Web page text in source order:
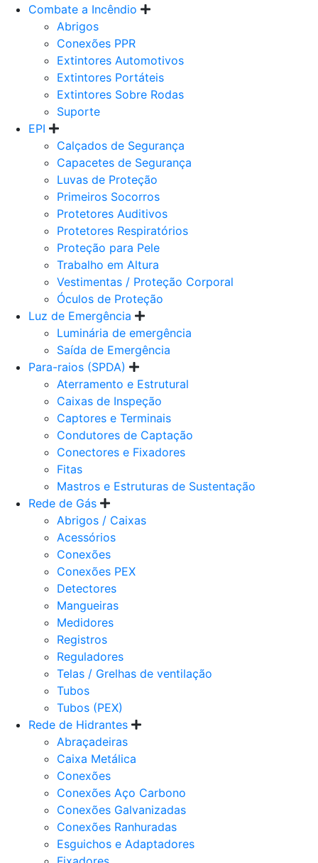
Combate a Incêndio
Abrigos
Conexões PPR
Extintores Automotivos
Extintores Portáteis
Extintores Sobre Rodas
Suporte
EPI
Calçados de Segurança
Capacetes de Segurança
Luvas de Proteção
Primeiros Socorros
Protetores Auditivos
Protetores Respiratórios
Proteção para Pele
Trabalho em Altura
Vestimentas / Proteção Corporal
Óculos de Proteção
Luz de Emergência
Luminária de emergência
Saída de Emergência
Para-raios (SPDA)
Aterramento e Estrutural
Caixas de Inspeção
Captores e Terminais
Condutores de Captação
Conectores e Fixadores
Fitas
Mastros e Estruturas de Sustentação
Rede de Gás
Abrigos / Caixas
Acessórios
Conexões
Conexões PEX
Detectores
Mangueiras
Medidores
Registros
Reguladores
Telas / Grelhas de ventilação
Tubos
Tubos (PEX)
Rede de Hidrantes
Abraçadeiras
Caixa Metálica
Conexões
Conexões Aço Carbono
Conexões Galvanizadas
Conexões Ranhuradas
Esguichos e Adaptadores